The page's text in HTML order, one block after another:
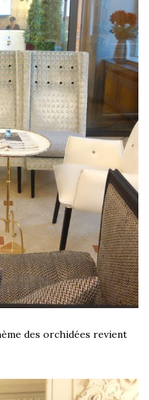
des orchidées revient